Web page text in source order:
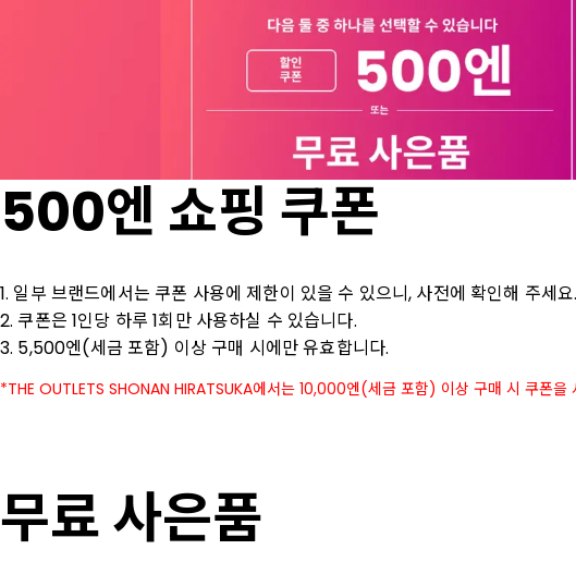
500엔 쇼핑 쿠폰
1. 일부 브랜드에서는 쿠폰 사용에 제한이 있을 수 있으니, 사전에 확인해 주세요.
2. 쿠폰은 1인당 하루 1회만 사용하실 수 있습니다.
3. 5,500엔(세금 포함) 이상 구매 시에만 유효합니다.
THE OUTLETS SHONAN HIRATSUKA에서는 10,000엔(세금 포함) 이상 구매 시 쿠폰을
무료 사은품